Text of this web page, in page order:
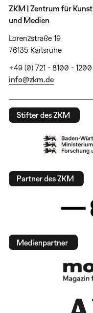
ZKM | Zentrum für Kunst
und Medien
Lorenzstraße 19
76135 Karlsruhe
+49 (0) 721 - 8100 - 1200
info@zkm.de
Stifter des ZKM
Partner des ZKM
Medienpartner